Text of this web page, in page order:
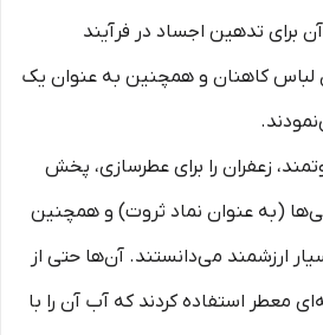
برای تدهین اجساد در فرآیند
لباس کاهنان و همچنین به عنوان یک
زعفران را برای عطرسازی، پخش
(به عنوان نماد ثروت) و همچنین
ارزشمند می‌دانستند. آن‌ها حتی از
معطر استفاده کردند که آب آن را با